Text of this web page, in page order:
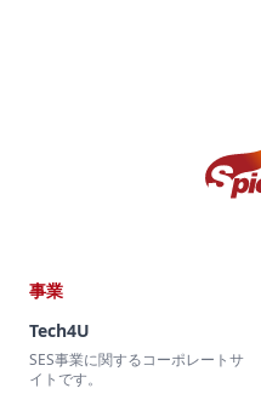
事業
Tech4U
SES事業に関するコーポレートサ
イトです。